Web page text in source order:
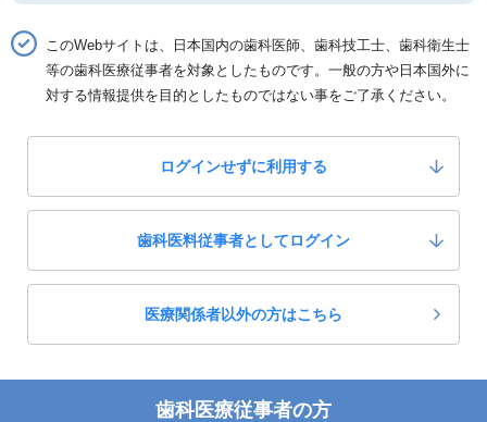
ホーム 製品一覧 製品詳細「松風エッチャント」
松風エッチャント
0
3,000
診療材料 診療用材料雑品
このWebサイトは、日本国内の歯科医師、歯科技工士、歯科衛生士
等の歯科医療従事者を対象としたものです。一般の方や日本国外に
対する情報提供を目的としたものではない事をご了承ください。
ログインせずに利用する
歯科医料従事者としてログイン
医療関係者以外の方はこちら
歯科医療従事者の方